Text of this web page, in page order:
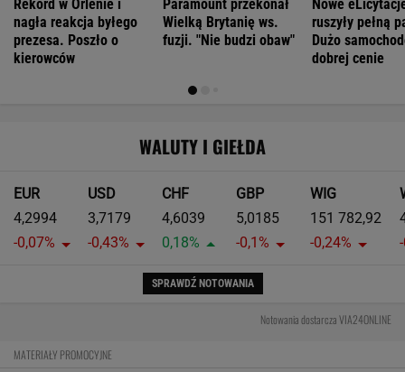
Rekord w Orlenie i
nagła reakcja byłego
prezesa. Poszło o
kierowców
Paramount przekonał
Wielką Brytanię ws.
fuzji. "Nie budzi obaw"
Nowe
ruszyły pełną
Dużo
dobrej cenie
WALUTY I GIEŁDA
EUR
4,2994
-0,07%
USD
3,7179
-0,43%
CHF
4,6039
0,18%
GBP
5,0185
-0,1%
WIG
151 782,92
-0,24%
SPRAWDŹ NOTOWANIA
Notowania dostarcza VIA24ONLINE
MATERIAŁY PROMOCYJNE